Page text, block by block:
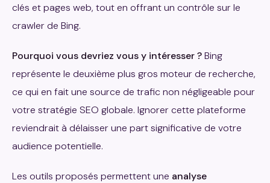
clés et pages web, tout en offrant un contrôle sur le
crawler de Bing.
Pourquoi vous devriez vous y intéresser ?Bing
représente le deuxième plus gros moteur de recherche,
ce qui en fait une source de trafic non négligeable pour
votre stratégie SEO globale. Ignorer cette plateforme
reviendrait à délaisser une part significative de votre
audience potentielle.
Les outils proposés permettent une analyse